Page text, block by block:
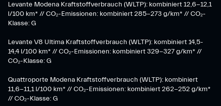
Levante Modena Kraftstoffverbrauch (WLTP): kombiniert 12,6-12,1
l/100 km* // CO₂-Emissionen: kombiniert 285-273 g/km*​ // CO₂-
Klasse: G
​Levante V8 Ultima Kraftstoffverbrauch (WLTP): kombiniert 14,5-
14,4 l/100 km* // CO₂-Emissionen: kombiniert 329-327 g/km* //
CO₂-Klasse: G
Quattroporte Modena Kraftstoffverbrauch (WLTP): kombiniert
11,6-11,1 l/100 km* // CO₂-Emissionen: kombiniert 262-252 g/km*
// CO₂-Klasse: G